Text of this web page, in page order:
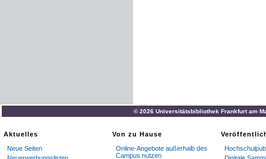
© 2026 Universitätsbibliothek Frankfurt am
Aktuelles
Neue Seiten
Von zu Hause
Online-Angebote außerhalb des
Campus nutzen